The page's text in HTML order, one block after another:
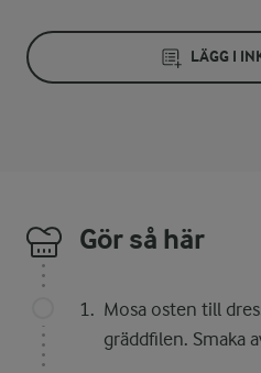
LÄGG I
Gör så här
Mosa osten till
gräddfilen. Smaka